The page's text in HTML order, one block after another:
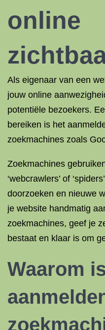
online
Als eigenaar van een
jouw online
potentiële bezoekers.
bereiken is het
zoekmachines zoals
Zoekmachines
‘webcrawlers’ of
doorzoeken en nieuwe
je website handmatig
zoekmachines, geef je
bestaat en klaar is om
Waarom